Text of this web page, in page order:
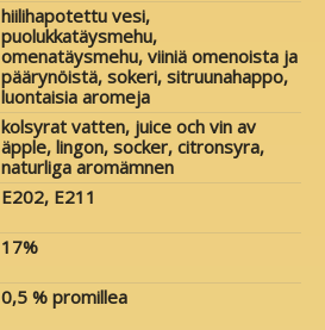
hiilihapotettu vesi,
puolukkatäysmehu,
omenatäysmehu, viiniä omenoista ja
päärynöistä, sokeri, sitruunahappo,
luontaisia aromeja
kolsyrat vatten, juice och vin av
äpple, lingon, socker, citronsyra,
naturliga aromämnen
E202, E211
17%
0,5 % promillea